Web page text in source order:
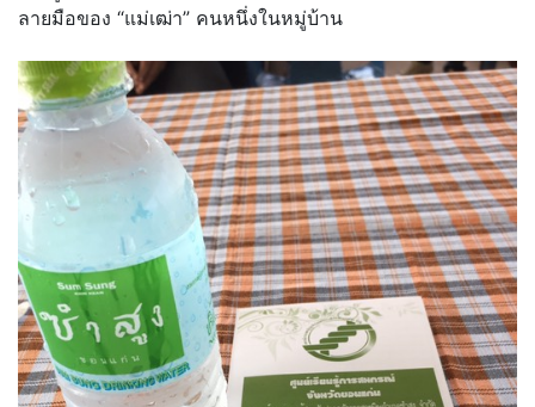
ลายมือของ “แม่เฒ่า” คนหนึ่งในหมู่บ้าน